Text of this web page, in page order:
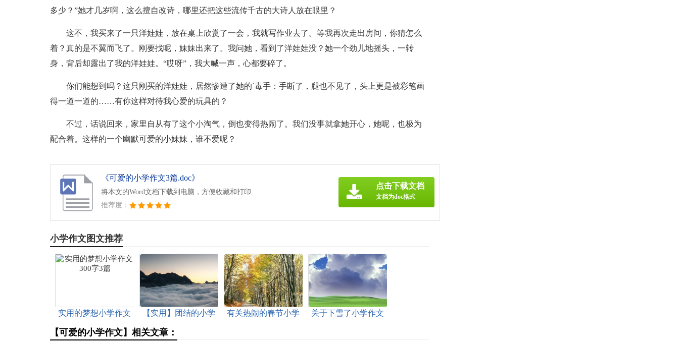
多少？”她才几岁啊，这么擅自改诗，哪里还把这些流传千古的大诗人放在眼里？
这不，我买来了一只洋娃娃，放在桌上欣赏了一会，我就写作业去了。等我再次走出房间，你猜怎么
着？真的是不翼而飞了。刚要找呢，妹妹出来了。我问她，看到了洋娃娃没？她一个劲儿地摇头，一转
身，背后却露出了我的洋娃娃。“哎呀”，我大喊一声，心都要碎了。
你们能想到吗？这只刚买的洋娃娃，居然惨遭了她的`毒手：手断了，腿也不见了，头上更是被彩笔画
得一道一道的……有你这样对待我心爱的玩具的？
不过，话说回来，家里自从有了这个小淘气，倒也变得热闹了。我们没事就拿她开心，她呢，也极为
配合着。这样的一个幽默可爱的小妹妹，谁不爱呢？
《可爱的小学作文3篇.doc》
将本文的Word文档下载到电脑，方便收藏和打印
推荐度：
点击下载文档
文档为doc格式
小学作文图文推荐
实用的梦想小学作文
【实用】团结的小学
有关热闹的春节小学
关于下雪了小学作文
【可爱的小学作文】相关文章：